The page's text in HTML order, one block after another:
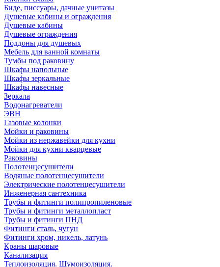
Биде, писсуары, дачные унитазы
Душевые кабины и ограждения
Душевые кабины
Душевые ограждения
Поддоны для душевых
Мебель для ванной комнаты
Тумбы под раковину
Шкафы напольные
Шкафы зеркальные
Шкафы навесные
Зеркала
Водонагреватели
ЭВН
Газовые колонки
Мойки и раковины
Мойки из нержавейки для кухни
Мойки для кухни кварцевые
Раковины
Полотенцесушители
Водяные полотенцесушители
Электрические полотенцесушители
Инженерная сантехника
Трубы и фитинги полипропиленовые
Трубы и фитинги металлопласт
Трубы и фитинги ПНД
Фитинги сталь, чугун
Фитинги хром, никель, латунь
Краны шаровые
Канализация
Теплоизоляция. Шумоизоляция.